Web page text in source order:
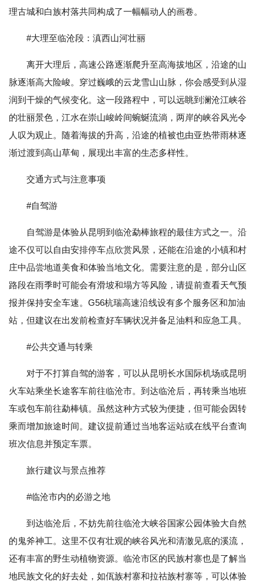
理古城和白族村落共同构成了一幅幅动人的画卷。
#大理至临沧段：滇西山河壮丽
离开大理后，高速公路逐渐爬升至高海拔地区，沿途的山
脉逐渐高大险峻。穿过巍峨的云龙雪山山脉，你会感受到从湿
润到干燥的气候变化。这一段路程中，可以远眺到澜沧江峡谷
的壮丽景色，江水在崇山峻岭间蜿蜒流淌，两岸的峡谷风光令
人叹为观止。随着海拔的升高，沿途的植被也由亚热带雨林逐
渐过渡到高山草甸，展现出丰富的生态多样性。
交通方式与注意事项
#自驾游
自驾游是体验从昆明到临沧勐棒旅程的最佳方式之一。沿
途不仅可以自由安排停车点欣赏风景，还能在沿途的小镇和村
庄中品尝地道美食和体验当地文化。需要注意的是，部分山区
路段在雨季时可能会有滑坡和塌方等风险，请提前查看天气预
报并保持安全车速。G56杭瑞高速沿线设有多个服务区和加油
站，但建议在出发前检查好车辆状况并备足油料和应急工具。
#公共交通与转乘
对于不打算自驾的游客，可以从昆明长水国际机场或昆明
火车站乘坐长途客车前往临沧市。到达临沧后，再转乘当地班
车或包车前往勐棒镇。虽然这种方式较为便捷，但可能会因转
乘而增加旅途时间。建议提前通过当地客运站或在线平台查询
班次信息并预定车票。
旅行建议与景点推荐
#临沧市内的必游之地
到达临沧后，不妨先前往临沧大峡谷国家公园体验大自然
的鬼斧神工。这里不仅有壮观的峡谷风光和清澈见底的溪流，
还有丰富的野生动植物资源。临沧市区的民族村寨也是了解当
地民族文化的好去处，如佤族村寨和拉祜族村寨等，可以体验